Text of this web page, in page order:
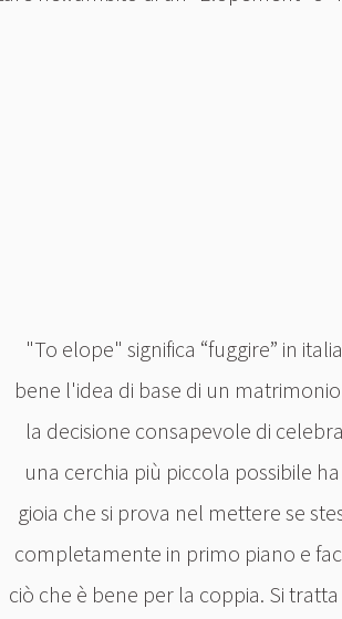
"To elope" significa “fuggire” in
bene l'idea di base di un
la decisione consapevole di
una cerchia più piccola possibile
gioia che si prova nel mettere se
completamente in primo piano e
ciò che è bene per la coppia. Si